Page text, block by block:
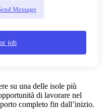
Message
job
su una delle isole più
di lavorare nel
completo fin dall’inizio.